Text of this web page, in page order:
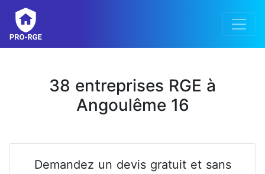
38 entreprises RGE à
Angoulême 16
Demandez un devis gratuit et sans